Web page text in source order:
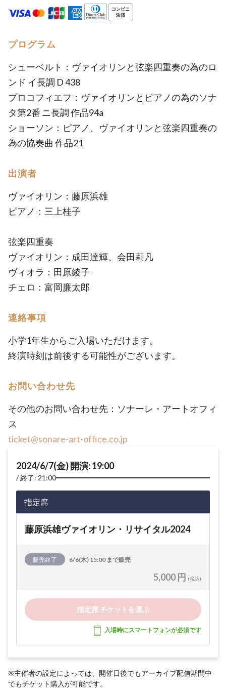
プログラム
シューベルト：ヴァイオリンと弦楽四重奏の為のロ
ンド イ長調 D 438
プロコフィエフ：ヴァイオリンとピアノの為のソナ
タ第2番 ニ長調 作品94a
ショーソン：ピアノ、ヴァイオリンと弦楽四重奏の
為の協奏曲 作品21
出演者
ヴァイオリン：藤原浜雄
ピアノ：三上桂子
弦楽四重奏
ヴァイオリン：成田達輝、会田莉凡
ヴィオラ：田原綾子
チェロ：富岡廉太郎
連絡事項
小学1年生からご入場いただけます。
終演時刻は前後する可能性がございます。
お問い合わせ先
その他のお問い合わせ先：ソナーレ・アートオフィ
ス
ticket@sonare-art-office.co.jp
2024/6/7(金) 開演: 19:00
終了: 21:00
指定席
藤原浜雄ヴァイオリン・リサイタル2024
販売終了 6/6(木) 15:00 まで販売
5,000 円 (税込)
指定席 チケットを選ぶ
入場時にスマートフォンが必須です
※主催者の設定によっては、開催日後でもアーカイブ配信期間中
でもチケット購入が可能です。